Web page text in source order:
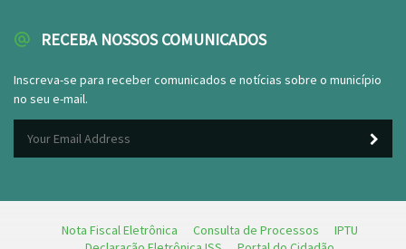
RECEBA NOSSOS COMUNICADOS
Inscreva-se para receber comunicados e notícias sobre o município
no seu e-mail.
Nota Fiscal Eletrônica Consulta de Processos
IPTU